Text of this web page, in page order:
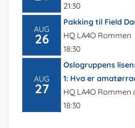
21:30
AUG
26
Pakking til Field
HQ LA4O Rommen
18:30
AUG
27
Oslogruppens
1: Hva er
HQ LA4O Rommen
18:30